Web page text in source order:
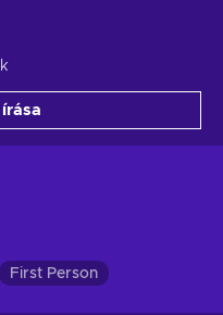
First Person